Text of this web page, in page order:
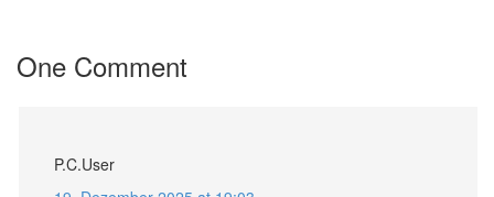
One Comment
P.C.User